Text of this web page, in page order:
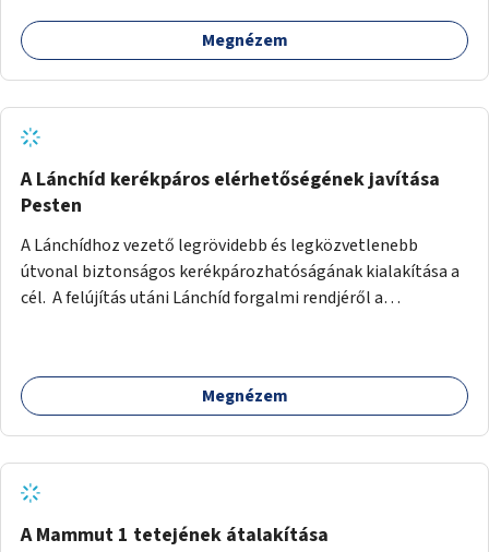
megtörtént az első lépése annak, hogy a belváros
tengelyében is megerősödjön a Buda és Pest közötti
lehetővé kell tenni a kerékpárosbarát kialakítást. Legyen
biztonságosan kerékpározható az Alagút, a Mészáros utca
és a Márvány utca is!
Megnézem
A Lánchíd kerékpáros elérhetőségének javítása
Pesten
A Lánchídhoz vezető legrövidebb és legközvetlenebb
útvonal biztonságos kerékpározhatóságának kialakítása a
cél. A felújítás utáni Lánchíd forgalmi rendjéről a
megtörtént az első lépése annak, hogy a belváros
tengelyében is megerősödjön a Buda és Pest közötti
lehetővé kell tenni a kerékpárosbarát kialakítást. Legyen
biztonságosan kerékpározható a József Attila utca is!
Megnézem
A Mammut 1 tetejének átalakítása